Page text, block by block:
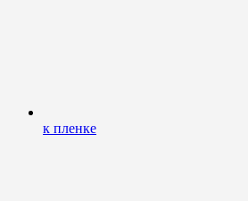
к пленке